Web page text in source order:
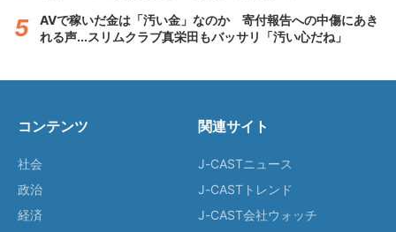
AVで稼いだ金は「汚い金」なのか 寄付報告への中傷にあき
れる声...スリムクラブ真栄田もバッサリ「汚い心だね」
コンテンツ
社会
政治
経済
関連サイト
J-CASTニュース
J-CASTトレンド
J-CAST会社ウォッチ